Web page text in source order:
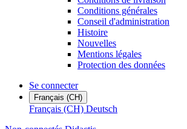
Conditions générales
Conseil d'administration
Histoire
Nouvelles
Mentions légales
Protection des données
Se connecter
Français (CH)
Français (CH) Deutsch